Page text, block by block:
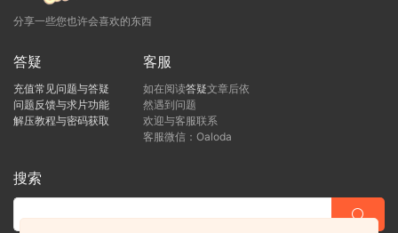
分享一些您也许会喜欢的东西
答疑
充值常见问题与答疑
问题反馈与求片功能
解压教程与密码获取
客服
如在阅读答疑文章后依
然遇到问题
欢迎与客服联系
客服微信：Oaloda
搜索